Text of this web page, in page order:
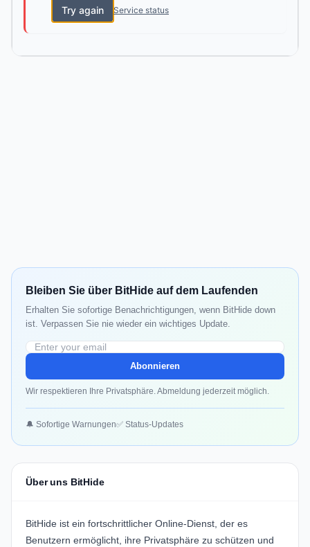
Try again Service status
Bleiben Sie über BitHide auf dem Laufenden
Erhalten Sie sofortige Benachrichtigungen, wenn BitHide down
ist. Verpassen Sie nie wieder ein wichtiges Update.
Abonnieren
Wir respektieren Ihre Privatsphäre. Abmeldung jederzeit möglich.
🔔 Sofortige Warnungen✅ Status-Updates
Über uns BitHide
BitHide ist ein fortschrittlicher Online-Dienst, der es
Benutzern ermöglicht, ihre Privatsphäre zu schützen und